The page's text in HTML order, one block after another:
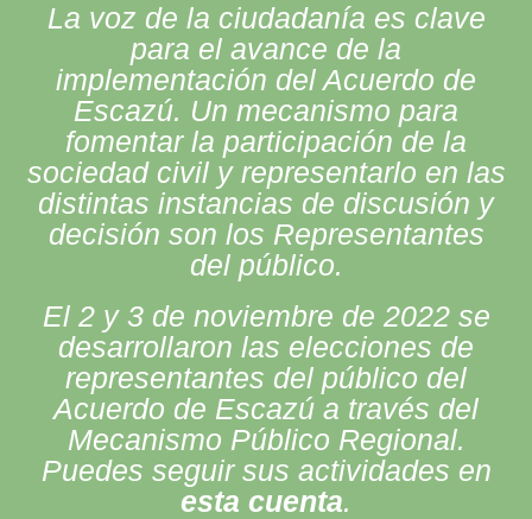
La voz de la ciudadanía es clave
para el avance de la
implementación del Acuerdo de
Escazú. Un mecanismo para
fomentar la participación de la
sociedad civil y representarlo en las
distintas instancias de discusión y
decisión son los Representantes
del público.
El 2 y 3 de noviembre de 2022 se
desarrollaron las elecciones de
representantes del público del
Acuerdo de Escazú a través del
Mecanismo Público Regional.
Puedes seguir sus actividades en
esta cuenta.